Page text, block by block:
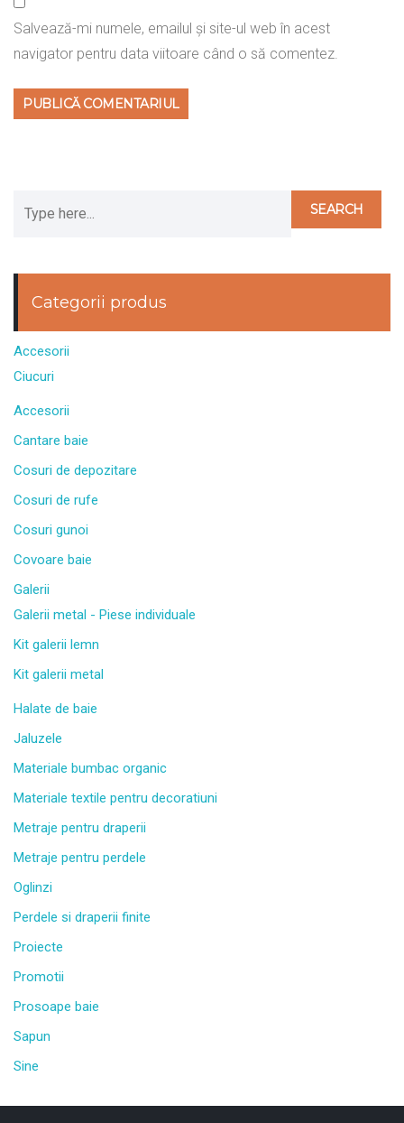
Salvează-mi numele, emailul și site-ul web în acest
navigator pentru data viitoare când o să comentez.
Categorii produs
Accesorii
Ciucuri
Accesorii
Cantare baie
Cosuri de depozitare
Cosuri de rufe
Cosuri gunoi
Covoare baie
Galerii
Galerii metal - Piese individuale
Kit galerii lemn
Kit galerii metal
Halate de baie
Jaluzele
Materiale bumbac organic
Materiale textile pentru decoratiuni
Metraje pentru draperii
Metraje pentru perdele
Oglinzi
Perdele si draperii finite
Proiecte
Promotii
Prosoape baie
Sapun
Sine